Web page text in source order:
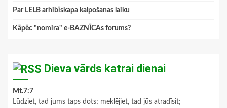
Par LELB arhibīskapa kalpošanas laiku
Kāpēc "nomira" e-BAZNĪCAs forums?
Dieva vārds katrai dienai
Mt.7:7
Lūdziet, tad jums taps dots; meklējiet, tad jūs atradīsit;